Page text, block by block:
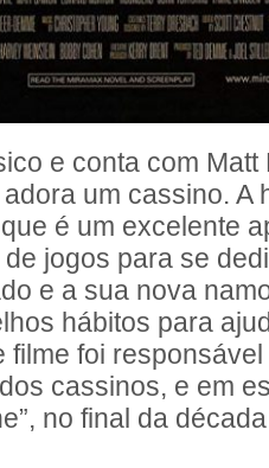
e conta com
um cassino. A
é um excelente
jogos para se
e a sua nova
hábitos para
filme foi
cassinos, e em
no final da